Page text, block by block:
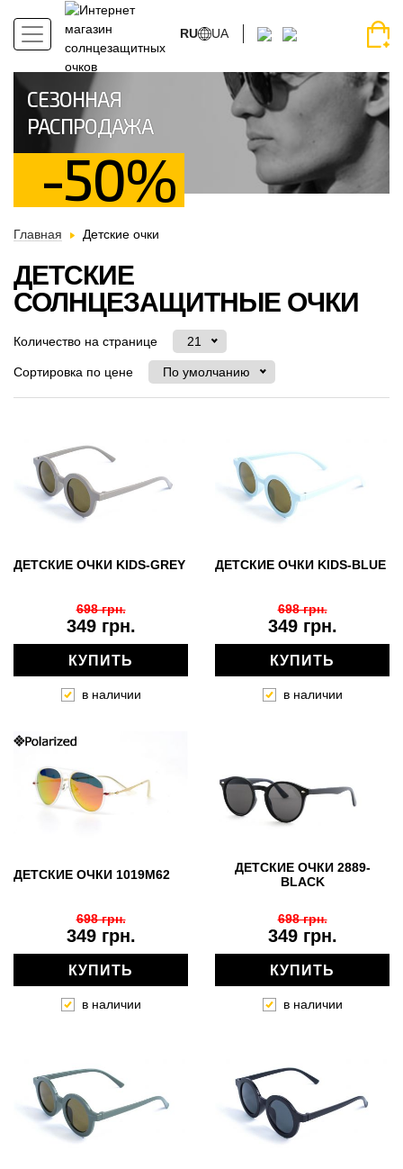
RU UA
СЕЗОННАЯ
РАСПРОДАЖА
-50%
Главная Детские очки
ДЕТСКИЕ
СОЛНЦЕЗАЩИТНЫЕ ОЧКИ
Количество на странице 21
Сортировка по цене По умолчанию
ДЕТСКИЕ ОЧКИ KIDS-GREY
349 грн.
698 грн.
КУПИТЬ
в наличии
ДЕТСКИЕ ОЧКИ KIDS-BLUE
349 грн.
698 грн.
КУПИТЬ
в наличии
ДЕТСКИЕ ОЧКИ 1019M62
349 грн.
698 грн.
КУПИТЬ
в наличии
ДЕТСКИЕ ОЧКИ 2889-
BLACK
349 грн.
698 грн.
КУПИТЬ
в наличии